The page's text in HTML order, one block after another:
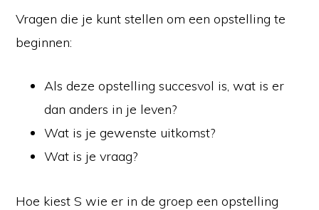
Vragen die je kunt stellen om een opstelling te
beginnen:
Als deze opstelling succesvol is, wat is er
dan anders in je leven?
Wat is je gewenste uitkomst?
Wat is je vraag?
Hoe kiest S wie er in de groep een opstelling